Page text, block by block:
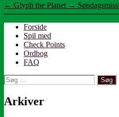
← Glyph the Planet →
Forside
Spil med
Check Points
Ordbog
FAQ
Søg
efter:
Arkiver